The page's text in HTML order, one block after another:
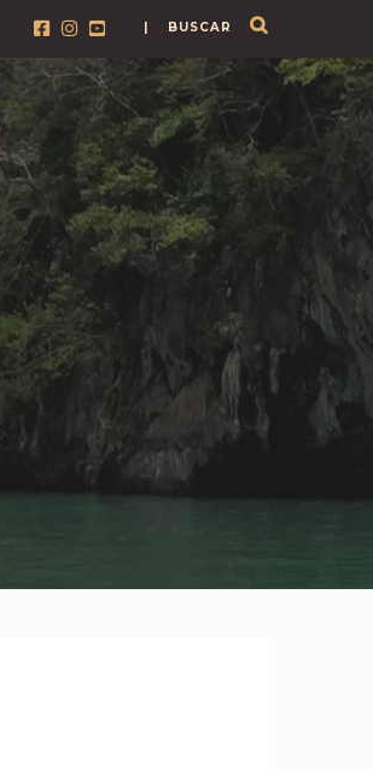
| BUSCAR